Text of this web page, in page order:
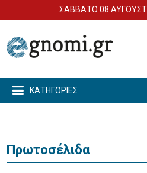
ΣΑΒΒΑΤΟ 08
ΚΑΤΗΓΟΡΙΕΣ
Πρωτοσέλιδα